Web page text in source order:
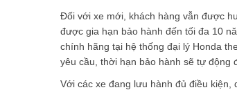
Đối với xe mới, khách hàng vẫn được
được gia hạn bảo hành đến tối đa 10
chính hãng tại hệ thống đại lý Honda
yêu cầu, thời hạn bảo hành sẽ tự động
Với các xe đang lưu hành đủ điều